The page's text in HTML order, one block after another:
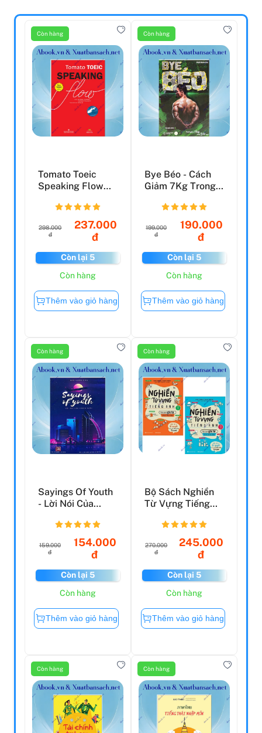
Còn hàng
Tomato Toeic
Speaking Flow
298.000
đ
237.000
đ
Còn lại 5
Còn hàng
Thêm vào giỏ hàng
Còn hàng
Bye Béo - Cách
Giảm 7Kg Trong
202...
199.000
đ
190.000
đ
Còn lại 5
Còn hàng
Thêm vào giỏ hàng
Còn hàng
Sayings Of Youth
- Lời Nói Của
159.000
đ
154.000
đ
Còn lại 5
Còn hàng
Thêm vào giỏ hàng
Còn hàng
Bộ Sách Nghiền
Từ Vựng Tiếng
Gốc Từ ...
270.000
đ
245.000
đ
Còn lại 5
Còn hàng
Thêm vào giỏ hàng
Còn hàng Còn hàng